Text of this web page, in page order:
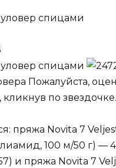
спицами
спицами
Пожалуйста,
кликнув по
пряжа Novita 7
100 м/50 г) —
и пряжа Novita 7